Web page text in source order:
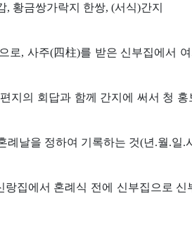
, 황금쌍가락지 한쌍, (서식)간지
로, 사주(四柱)를 받은 신부집에서
지의 회답과 함께 간지에 써서 청
례날을 정하여 기록하는 것(년.월.일.
랑집에서 혼례식 전에 신부집으로